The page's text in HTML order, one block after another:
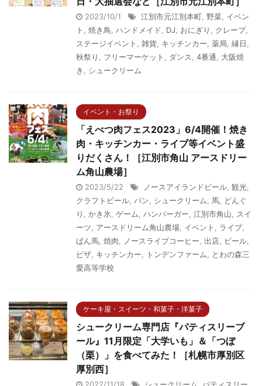
2023/10/1 江別市元江別本町, 野菜, イベン
ト , 焼き鳥, ハンドメイド, DJ, おにぎり , クレープ,
ステージイベント , 雑貨, キッチンカー, 薬局, 縁日,
秋祭り , フリーマーケット , ダンス, 4番通, 大阪焼
き , シュークリーム
イベント・お祭り
「えべつ肉フェス2023」6/4開催！焼き
肉・キッチンカー・ライブ等イベント盛
りだくさん！［江別市角山 アースドリー
ム角山農場］
2023/5/22 ノースアイランドビール, 観光,
クラフトビール, パン, シュークリーム, 馬, どんぐ
り , かき氷, ゲーム, ハンバーガー, 江別市角山, スイ
ーツ, アースドリーム角山農場, イベント , ライブ,
ばん馬, 焼肉, ノースライブコーヒー, 出店, ビール,
ピザ, キッチンカー, トンデンファーム, とわの森三
愛高等学校
ケーキ屋・スイーツ・和菓子・洋菓子
シュークリーム専門店『パティスリーブ
ール』11月限定「大学いも」＆「つぼ
（栗）」を食べてみた！［札幌市厚別区
厚別西］